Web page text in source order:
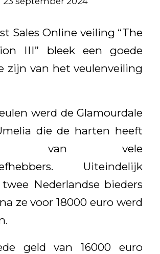
Sales Online veiling “The
III” bleek een goede
zijn van het veulenveiling
werd de Glamourdale
die de harten heeft
van vele
Uiteindelijk
Nederlandse bieders
ze voor 18000 euro werd
geld van 16000 euro